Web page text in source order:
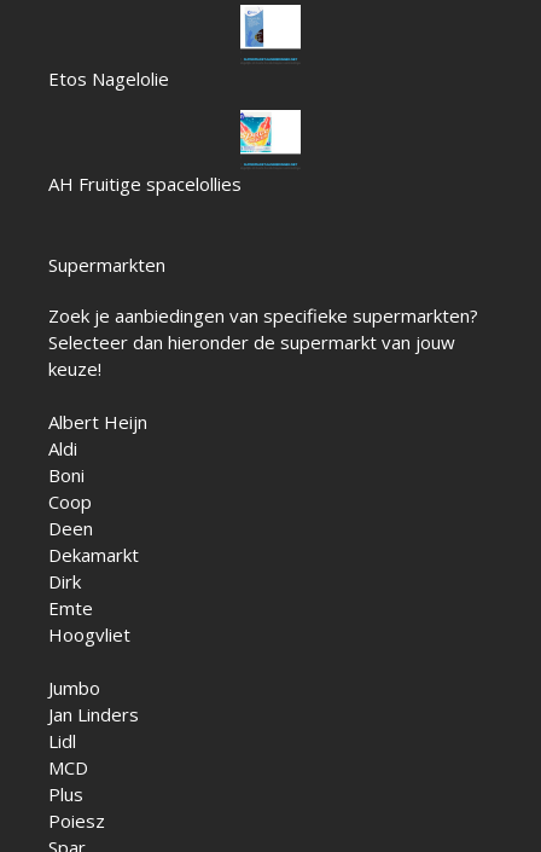
Etos Nagelolie
AH Fruitige spacelollies
Supermarkten
Zoek je aanbiedingen van specifieke supermarkten?
Selecteer dan hieronder de supermarkt van jouw
keuze!
Albert Heijn
Aldi
Boni
Coop
Deen
Dekamarkt
Dirk
Emte
Hoogvliet
Jumbo
Jan Linders
Lidl
MCD
Plus
Poiesz